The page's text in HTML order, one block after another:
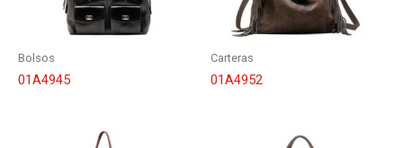
Bolsos
01A4945
Carteras
01A4952